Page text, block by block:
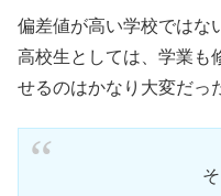
偏差値が高い学校ではな
高校生としては、学業も
せるのはかなり大変だっ